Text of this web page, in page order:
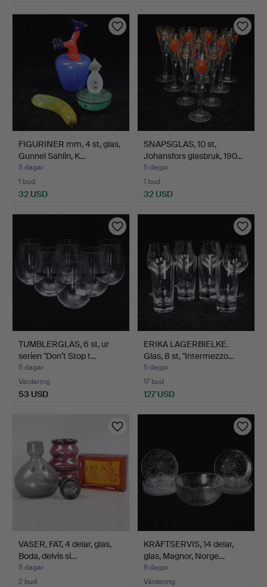
FIGURINER mm, 4 st, glas,
Gunnel Sahlin, K…
5 dagar
1 bud
32 USD
SNAPSGLAS, 10 st,
Johansfors glasbruk, 190…
5 dagar
1 bud
32 USD
TUMBLERGLAS, 6 st, ur
serien "Don’t Stop t…
5 dagar
Värdering
53 USD
ERIKA LAGERBIELKE.
Glas, 8 st, "Intermezzo…
5 dagar
17 bud
127 USD
VASER, FAT, 4 delar, glas,
Boda, delvis si…
5 dagar
2 bud
KRÄFTSERVIS, 14 delar,
glas, Magnor, Norge…
6 dagar
Värdering